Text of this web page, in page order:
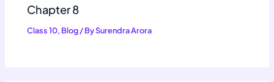
Chapter 8
Class 10, Blog/ BySurendra Arora